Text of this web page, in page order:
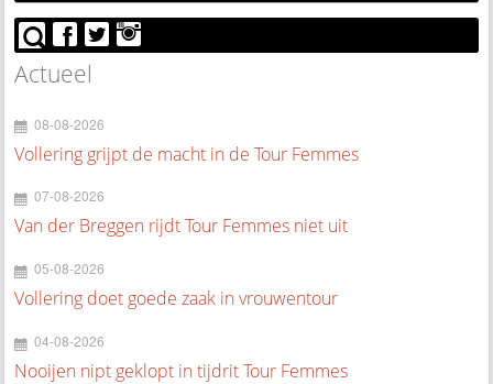
Actueel
08-08-2026
Vollering grijpt de macht in de Tour Femmes
07-08-2026
Van der Breggen rijdt Tour Femmes niet uit
05-08-2026
Vollering doet goede zaak in vrouwentour
04-08-2026
Nooijen nipt geklopt in tijdrit Tour Femmes